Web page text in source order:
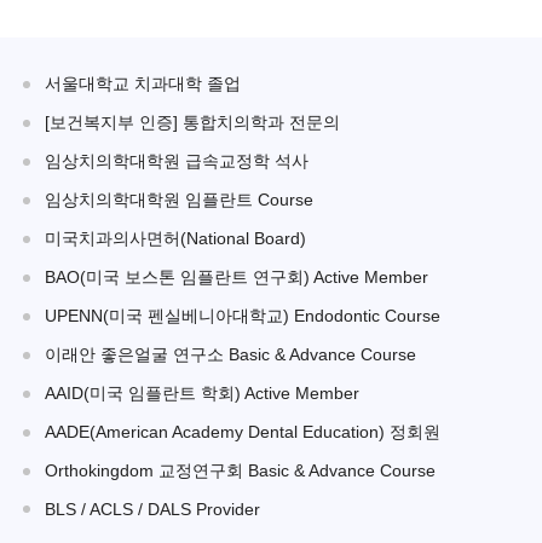
서울대학교 치과대학 졸업
[보건복지부 인증] 통합치의학과 전문의
임상치의학대학원 급속교정학 석사
임상치의학대학원 임플란트 Course
미국치과의사면허(National Board)
BAO(미국 보스톤 임플란트 연구회) Active Member
UPENN(미국 펜실베니아대학교) Endodontic Course
이래안 좋은얼굴 연구소 Basic & Advance Course
AAID(미국 임플란트 학회) Active Member
AADE(American Academy Dental Education) 정회원
Orthokingdom 교정연구회 Basic & Advance Course
BLS / ACLS / DALS Provider